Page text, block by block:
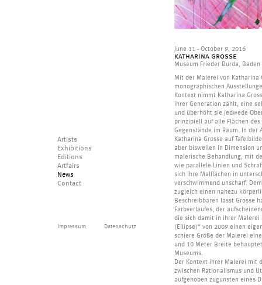
June 11 - October 9, 2016
katharina grosse
Museum Frieder Burda, Baden
Mit der Malerei von Katharina
monographischen
Kontext nimmt Katharina
ihrer Generation zählt, eine
und überhöht sie jedwede
prinzipiell auf alle Flächen des
Gegenstände im Raum. In
Katharina Grosse auf
aber bisweilen in Dimension
malerische Behandlung, mit
wie parallele Linien und
sich ihre Malflächen in
verschwimmend unscharf.
zugleich einen nahezu
Beschreibbaren lässt Grosse
Farbverlaufes, der
die sich damit in ihrer Malerei
(Ellipse)“ von 2009 einen
schiere Größe der Malerei
und 10 Meter Breite
Museums.
Der Kontext ihrer Malerei mit
zwischen Rationalismus und
aufgehoben zugunsten eines
Artists
Exhibitions
Editions
Artfairs
News
Contact
Impressum Datenschutz